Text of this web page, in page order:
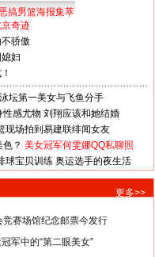
搞男篮海报集萃
奇迹
骄傲
妇
泳坛第一美女与飞鱼分手
性感尤物 刘翔应该和她结婚
现场拍到易建联绯闻女友
？ 美女冠军何雯娜QQ私聊照
球宝贝训练 奥运选手的夜生活
更多>>
赛场馆纪念邮票今发行
军中的“第二眼美女”